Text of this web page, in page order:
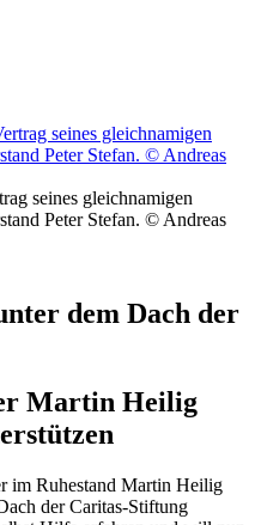
seines gleichnamigen
Peter Stefan. © Andreas
dem Dach der
Martin Heilig
im Ruhestand Martin Heilig
der Caritas-Stiftung